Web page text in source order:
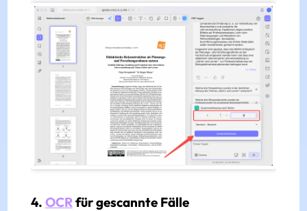
4. OCRfür gescannte Fälle